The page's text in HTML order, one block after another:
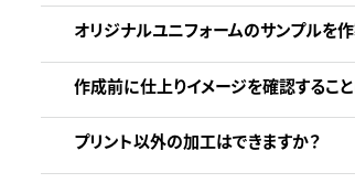
オリジナルユニフォームのサンプルを
作成前に仕上りイメージを確認するこ
プリント以外の加工はできますか？